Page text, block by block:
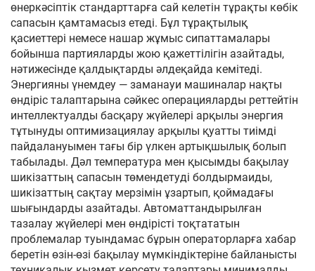
өнеркәсіптік стандарттарға сай келетін тұрақты көбік
сапасын қамтамасыз етеді. Бұл тұрақтылық
қасиеттері немесе нашар жұмыс сипаттамалары
бойынша партияларды жою қажеттілігін азайтады,
нәтижесінде қалдықтарды әлдеқайда кемітеді.
Энергияны үнемдеу — заманауи машиналар нақты
өндіріс талаптарына сәйкес операцияларды реттейтін
интеллектуалды басқару жүйелері арқылы энергия
тұтынуды оптимизациялау арқылы қуатты тиімді
пайдалануымен тағы бір үлкен артықшылық болып
табылады. Дәл температура мен қысымды бақылау
шикізаттың сапасын төмендетуді болдырмаиды,
шикізаттың сақтау мерзімін ұзартып, қоймадағы
шығындарды азайтады. Автоматтандырылған
тазалау жүйелері мен өндірісті тоқтататын
проблемалар туындамас бұрын операторларға хабар
беретін өзін-өзі бақылау мүмкіндіктеріне байланысты